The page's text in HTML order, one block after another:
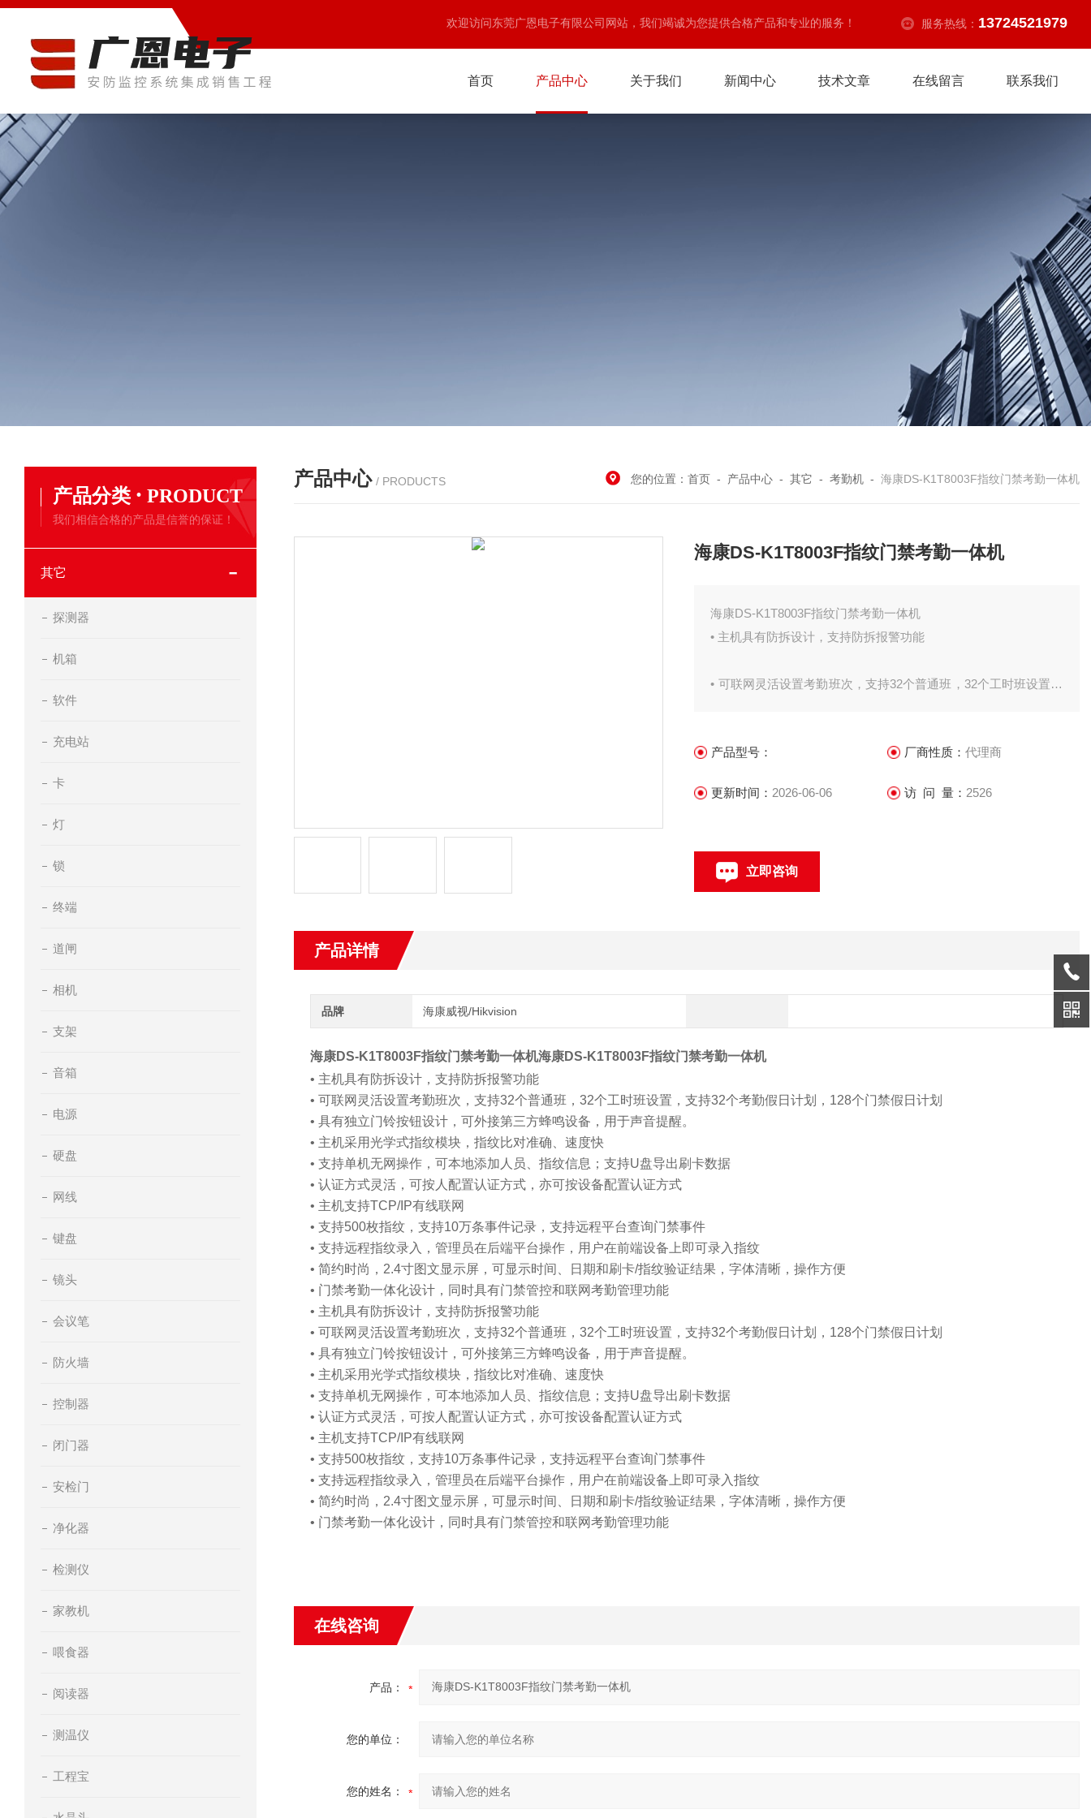
欢迎访问东莞广恩电子有限公司网站，我们竭诚为您提供合格产品和专业的服务！ 服务热线： 13724521979
首页 产品中心 关于我们 新闻中心 技术文章 在线留言 联系我们
产品分类 · PRODUCT
我们相信合格的产品是信誉的保证！
其它
探测器
机箱
软件
充电站
卡
灯
锁
终端
道闸
相机
支架
音箱
电源
硬盘
网线
键盘
镜头
会议笔
防火墙
控制器
闭门器
安检门
净化器
检测仪
家教机
喂食器
阅读器
测温仪
工程宝
产品中心 / PRODUCTS 您的位置： 首页 - 产品中心 - 其它 - 考勤机 - 海康DS-K1T8003F指纹门禁考勤一体机
海康DS-K1T8003F指纹门禁考勤一体机
海康DS-K1T8003F指纹门禁考勤一体机
• 主机具有防拆设计，支持防拆报警功能
• 可联网灵活设置考勤班次，支持32个普通班，32个工时班设置，
• 具有独立门铃按钮设计，可外接第三方蜂鸣设备，用于声音提
• 支持单机无网操作，可本地添加人员、指纹信息；支持U盘导出
刷卡数据
产品型号： 厂商性质： 代理商
更新时间： 2026-06-06 访 问 量： 2526
立即咨询
产品详情
品牌 海康威视/Hikvision
海康DS-K1T8003F指纹门禁考勤一体机海康DS-K1T8003F指纹门禁考勤一体机
• 主机具有防拆设计，支持防拆报警功能
• 可联网灵活设置考勤班次，支持32个普通班，32个工时班设置，支持32个考勤假日计划，128个门禁假日计划
• 具有独立门铃按钮设计，可外接第三方蜂鸣设备，用于声音提醒。
• 主机采用光学式指纹模块，指纹比对准确、速度快
• 支持单机无网操作，可本地添加人员、指纹信息；支持U盘导出刷卡数据
• 认证方式灵活，可按人配置认证方式，亦可按设备配置认证方式
• 主机支持TCP/IP有线联网
• 支持500枚指纹，支持10万条事件记录，支持远程平台查询门禁事件
• 支持远程指纹录入，管理员在后端平台操作，用户在前端设备上即可录入指纹
• 简约时尚，2.4寸图文显示屏，可显示时间、日期和刷卡/指纹验证结果，字体清晰，操作方便
• 门禁考勤一体化设计，同时具有门禁管控和联网考勤管理功能
• 主机具有防拆设计，支持防拆报警功能
• 可联网灵活设置考勤班次，支持32个普通班，32个工时班设置，支持32个考勤假日计划，128个门禁假日计划
• 具有独立门铃按钮设计，可外接第三方蜂鸣设备，用于声音提醒。
• 主机采用光学式指纹模块，指纹比对准确、速度快
• 支持单机无网操作，可本地添加人员、指纹信息；支持U盘导出刷卡数据
• 认证方式灵活，可按人配置认证方式，亦可按设备配置认证方式
• 主机支持TCP/IP有线联网
• 支持500枚指纹，支持10万条事件记录，支持远程平台查询门禁事件
• 支持远程指纹录入，管理员在后端平台操作，用户在前端设备上即可录入指纹
• 简约时尚，2.4寸图文显示屏，可显示时间、日期和刷卡/指纹验证结果，字体清晰，操作方便
• 门禁考勤一体化设计，同时具有门禁管控和联网考勤管理功能
在线咨询
产品：
您的单位：
您的姓名：